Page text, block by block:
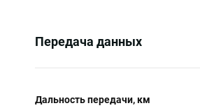
Передача данных
Дальность передачи, км